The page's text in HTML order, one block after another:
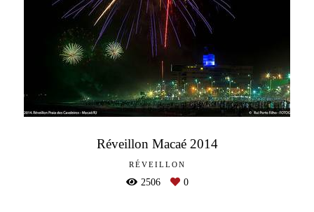
Réveillon Macaé 2014
RÉVEILLON
2506 0